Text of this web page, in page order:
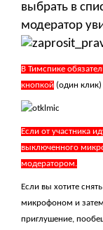
выбрать в
модератор
В Тимспике
кнопкой (один клик)
Если от участника
выключенного
модератором.
Если вы хотите
микрофоном и
приглушение,